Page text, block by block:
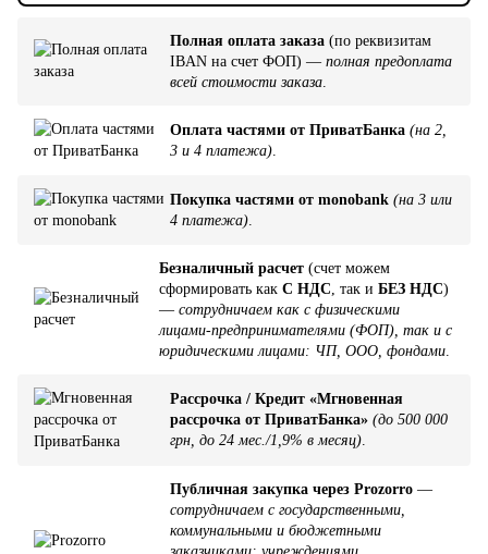
Полная оплата заказа (по реквизитам
IBAN на счет ФОП) — полная предоплата
всей стоимости заказа
Оплата частями от ПриватБанка (на 2,
3 и 4 платежа)
Покупка частями от monobank (на 3 или
4 платежа)
Безналичный расчет (счет можем
сформировать как С НДС , так и БЕЗ НДС)
— сотрудничаем как с физическими
лицами-предпринимателями (ФОП), так и с
юридическими лицами: ЧП, ООО, фондами
Рассрочка / Кредит «Мгновенная
рассрочка от ПриватБанка» (до 500 000
грн, до 24 мес./1,9% в месяц).
Публичная закупка через Prozorro —
сотрудничаем с государственными,
коммунальными и бюджетными